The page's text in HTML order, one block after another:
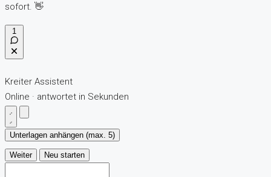
sofort. 👋
1
Kreiter Assistent
Online · antwortet in Sekunden
Unterlagen anhängen (max. 5)
Weiter Neu starten